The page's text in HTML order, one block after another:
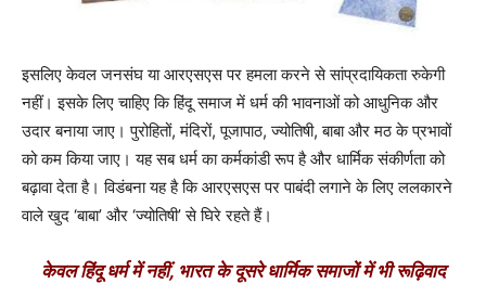
इसलिए केवल जनसंघ या आरएसएस पर हमला करने से सांप्रदायिकता रुकेगी
नहीं। इसके लिए चाहिए कि हिंदू समाज में धर्म की भावनाओं को आधुनिक और
उदार बनाया जाए। पुरोहितों, मंदिरों, पूजापाठ, ज्योतिषी, बाबा और मठ के प्रभावों
को कम किया जाए। यह सब धर्म का कर्मकांडी रूप है और धार्मिक संकीर्णता को
बढ़ावा देता है। विडंबना यह है कि आरएसएस पर पाबंदी लगाने के लिए ललकारने
वाले खुद ‘बाबा’ और ‘ज्योतिषी’से घिरे रहते हैं।
केवल हिंदू धर्म में नहीं, भारत के दूसरे धार्मिक समाजों में भी रूढ़िवाद